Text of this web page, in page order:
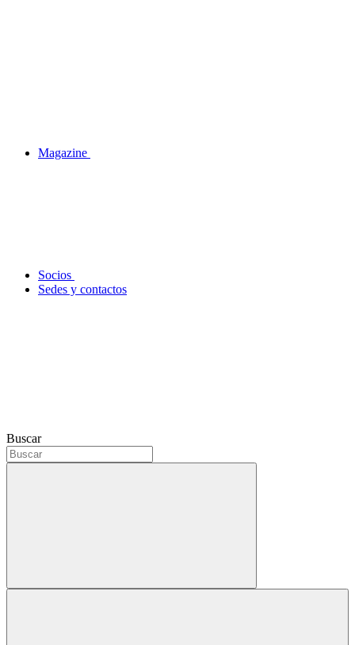
Magazine
Socios
Sedes y contactos
Buscar